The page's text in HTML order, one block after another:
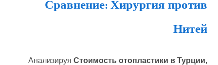
Сравнение: Хирургия против
Нитей
Анализируя Стоимость отопластики в Турции,